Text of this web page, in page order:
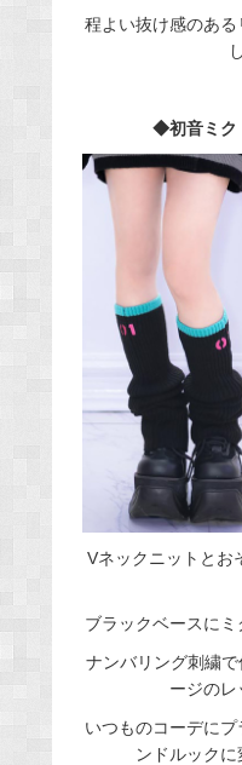
程よい抜け感のあ
◆初音ミク
Vネックニットとお
ブラックベースにミ
ナンバリング刺繍
ージのレ
いつものコーデに
ンドルックに